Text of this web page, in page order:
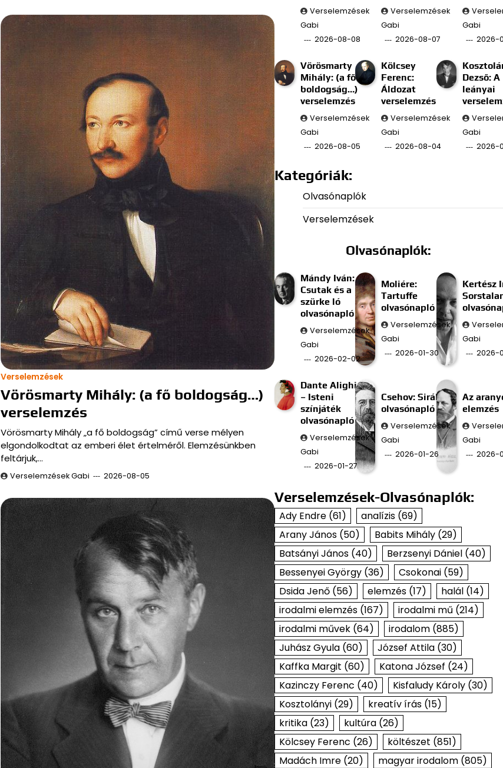
Verselemzések
Vörösmarty Mihály: (a fő boldogság…)
verselemzés
Vörösmarty Mihály „a fő boldogság” című verse mélyen
elgondolkodtat az emberi élet értelméről. Elemzésünkben
feltárjuk,…
Verselemzések Gabi 2026-08-05
Verselemzések
Gabi
2026-08-08
Verselemzések
Gabi
2026-08-07
Gabi
2026-
Vörösmarty
Mihály: (a fő
boldogság…)
verselemzés
Verselemzések
Gabi
2026-08-05
Kölcsey
Ferenc:
Áldozat
verselemzés
Verselemzések
Gabi
2026-08-04
Dezső:
leányai
Gabi
2026-
Kategóriák:
Olvasónaplók
Verselemzések
Olvasónaplók:
Mándy Iván:
Csutak és a
szürke ló
olvasónapló
Verselemzések
Gabi
2026-02-02
Moliére:
Tartuffe
olvasónapló
Verselemzések
Gabi
2026-01-30
Kertész
Gabi
2026-
Dante Alighieri
– Isteni
színjáték
olvasónapló
Verselemzések
Gabi
2026-01-27
Csehov: Sirály
olvasónapló
Verselemzések
Gabi
2026-01-26
Az
elemzés
Gabi
2026-
Verselemzések-Olvasónaplók:
Ady Endre(61) analízis(69)
Arany János(50) Babits Mihály(29)
Batsányi János(40) Berzsenyi Dániel(40)
Bessenyei György(36) Csokonai(59)
Dsida Jenő(56) elemzés(17) halál(14)
irodalmi elemzés(167) irodalmi mű (214)
irodalmi művek(64) irodalom(885)
Juhász Gyula(60) József Attila(30)
Kaffka Margit (60) Katona József (24)
Kazinczy Ferenc (40) Kisfaludy Károly(30)
Kosztolányi(29) kreatív írás(15)
kritika(23) kultúra(26)
Kölcsey Ferenc (26) költészet (851)
Madách Imre(20) magyar irodalom(805)